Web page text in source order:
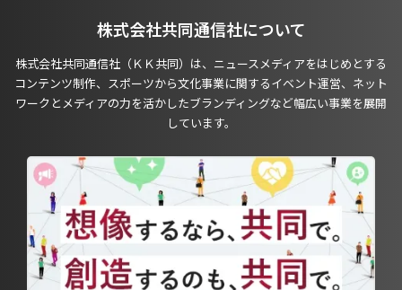
株式会社共同通信社について
株式会社共同通信社（ＫＫ共同）は、ニュースメディアをはじめとする
コンテンツ制作、スポーツから文化事業に関するイベント運営、ネット
ワークとメディアの力を活かしたブランディングなど幅広い事業を展開
しています。